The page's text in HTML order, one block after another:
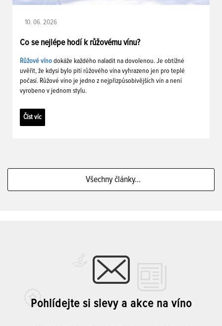
10. 06. 2026
Co se nejlépe hodí k růžovému vínu?
Růžové víno dokáže každého naladit na dovolenou. Je obtížné
uvěřit, že kdysi bylo pití růžového vína vyhrazeno jen pro teplé
počasí. Růžové víno je jedno z nejpřizpůsobivějších vín a není
vyrobeno v jednom stylu.
Číst víc
Všechny články...
Pohlídejte si slevy a akce na víno